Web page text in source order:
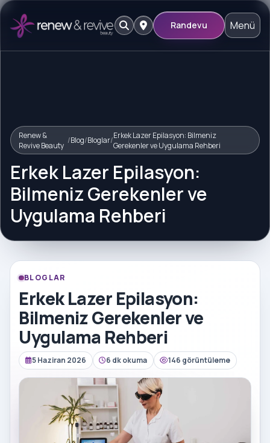
Randevu Menü
Renew &
Revive Beauty /Blog/Bloglar/Erkek Lazer Epilasyon: Bilmeniz
Gerekenler ve Uygulama Rehberi
Erkek Lazer Epilasyon:
Bilmeniz Gerekenler ve
Uygulama Rehberi
BLOGLAR
Erkek Lazer Epilasyon:
Bilmeniz Gerekenler ve
Uygulama Rehberi
5 Haziran 2026 6 dk okuma 146 görüntüleme